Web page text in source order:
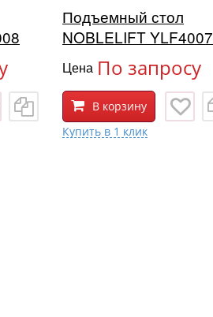
Подъемный стол
NOBLELIFT YLF4007
Цена По запросу
В корзину